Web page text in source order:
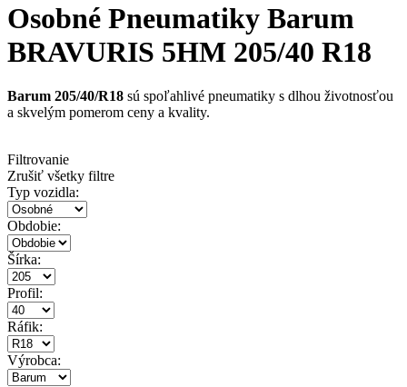
Osobné Pneumatiky Barum
BRAVURIS 5HM 205/40 R18
Barum 205/40/R18 sú spoľahlivé pneumatiky s dlhou životnosťou
a skvelým pomerom ceny a kvality.
Filtrovanie
Zrušiť všetky filtre
Typ vozidla:
Obdobie:
Šírka:
Profil:
Ráfik:
Výrobca: